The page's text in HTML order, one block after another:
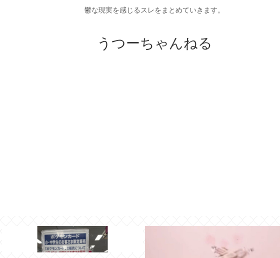
鬱な現実を感じるスレをまとめていきます。
うつーちゃんねる